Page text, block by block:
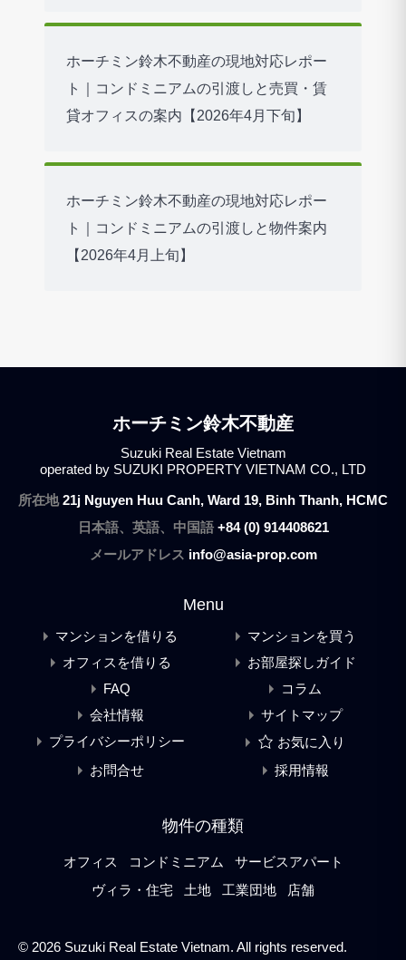
ホーチミン鈴木不動産の現地対応レポー
ト｜コンドミニアムの引渡しと売買・賃
貸オフィスの案内【2026年4月下旬】
ホーチミン鈴木不動産の現地対応レポー
ト｜コンドミニアムの引渡しと物件案内
【2026年4月上旬】
ホーチミン鈴木不動産
Suzuki Real Estate Vietnam
operated by SUZUKI PROPERTY VIETNAM CO., LTD
所在地21j Nguyen Huu Canh, Ward 19, Binh Thanh, HCMC
日本語、英語、中国語 +84 (0) 914408621
メールアドレス info@asia-prop.com
Menu
マンションを借りる
マンションを買う
オフィスを借りる
お部屋探しガイド
FAQ
コラム
会社情報
サイトマップ
プライバシーポリシー
お気に入り
お問合せ
採用情報
物件の種類
オフィス コンドミニアム
サービスアパート
ヴィラ・住宅
土地 工業団地 店舗
© 2026 Suzuki Real Estate Vietnam. All rights reserved.